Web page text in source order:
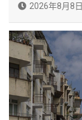
2026年8月8日